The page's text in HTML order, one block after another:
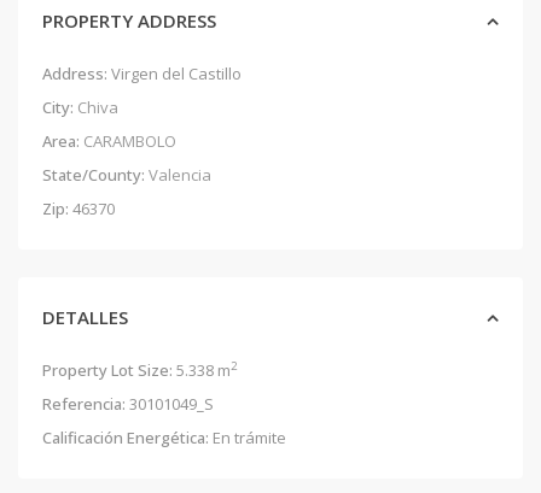
PROPERTY ADDRESS
Address: Virgen del Castillo
City: Chiva
Area: CARAMBOLO
State/County: Valencia
Zip: 46370
DETALLES
Property Lot Size: 5.338 m2
Referencia: 30101049_S
Calificación Energética: En trámite